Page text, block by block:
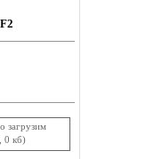
загрузим
0 кб)